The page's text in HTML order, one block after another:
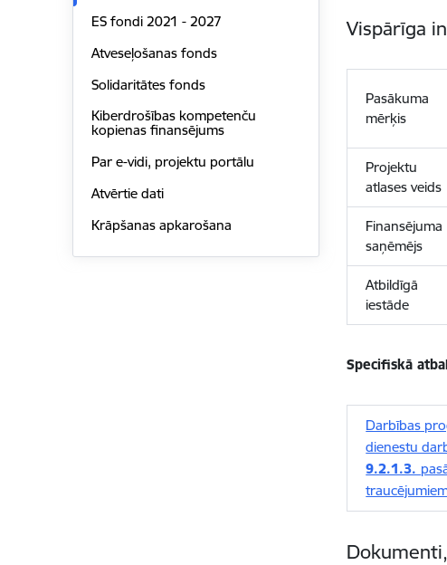
ES fondi 2021 - 2027
Atveseļošanas fonds
Solidaritātes fonds
Kiberdrošības kompetenču
kopienas finansējums
Par e-vidi, projektu portālu
Atvērtie dati
Krāpšanas apkarošana
Vispārīga
Pasākuma
mērķis
Projektu
atlases veids
Finansējuma
saņēmējs
Atbildīgā
iestāde
Specifiskā
Darbības
dienestu
9.2.1.3.